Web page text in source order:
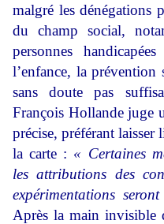
malgré les dénégations
du champ social,
personnes
l’enfance, la
sans doute pas
François Hollande juge
précise, préférant
la carte : « Certaines
les attributions des
expérimentations
Après la main invisible